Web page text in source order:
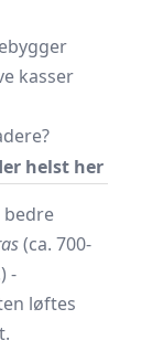
kasser
helst her
bedre
(ca. 700-
-
løftes